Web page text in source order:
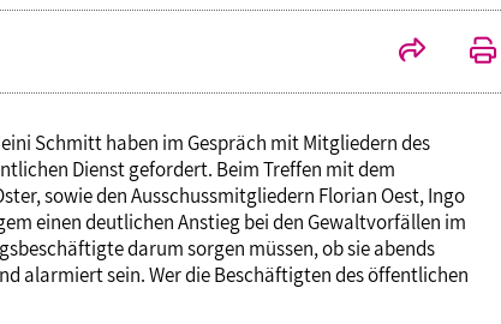
Schmitt haben im Gespräch mit Mitgliedern des
Dienst gefordert. Beim Treffen mit dem
sowie den Ausschussmitgliedern Florian Oest, Ingo
einen deutlichen Anstieg bei den Gewaltvorfällen im
darum sorgen müssen, ob sie abends
alarmiert sein. Wer die Beschäftigten des öffentlichen